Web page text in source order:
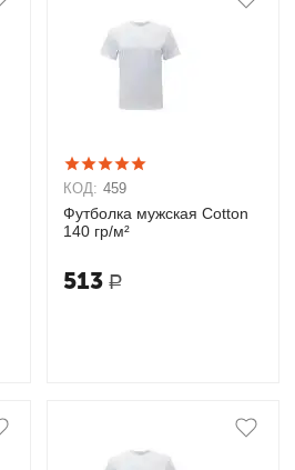
КОД: 459
Футболка мужская Cotton
140 гр/м²
513 Р